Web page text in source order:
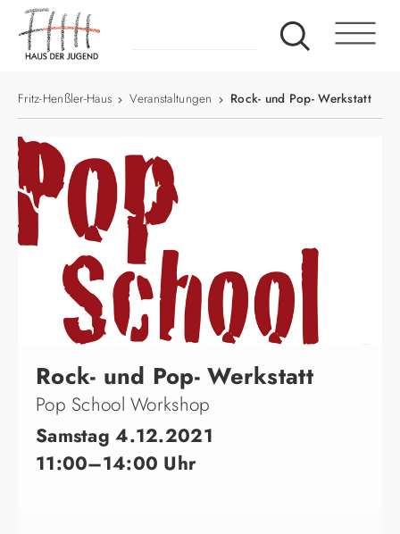
Fritz-Henßler-Haus Veranstaltungen Rock- und Pop- Werkstatt
Rock- und Pop- Werkstatt
Pop School Workshop
Samstag 4.12.2021
11:00–14:00 Uhr